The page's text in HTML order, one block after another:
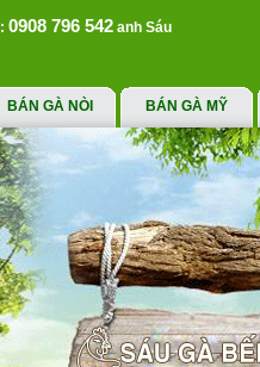
0908 796 542 anh Sáu
BÁN GÀ NÒI BÁN GÀ MỸ